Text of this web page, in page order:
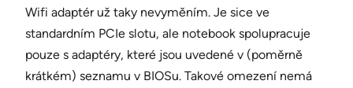
Wifi adaptér už taky nevyměním. Je sice ve
standardním PCIe slotu, ale notebook spolupracuje
pouze s adaptéry, které jsou uvedené v (poměrně
krátkém) seznamu v BIOSu. Takové omezení nemá